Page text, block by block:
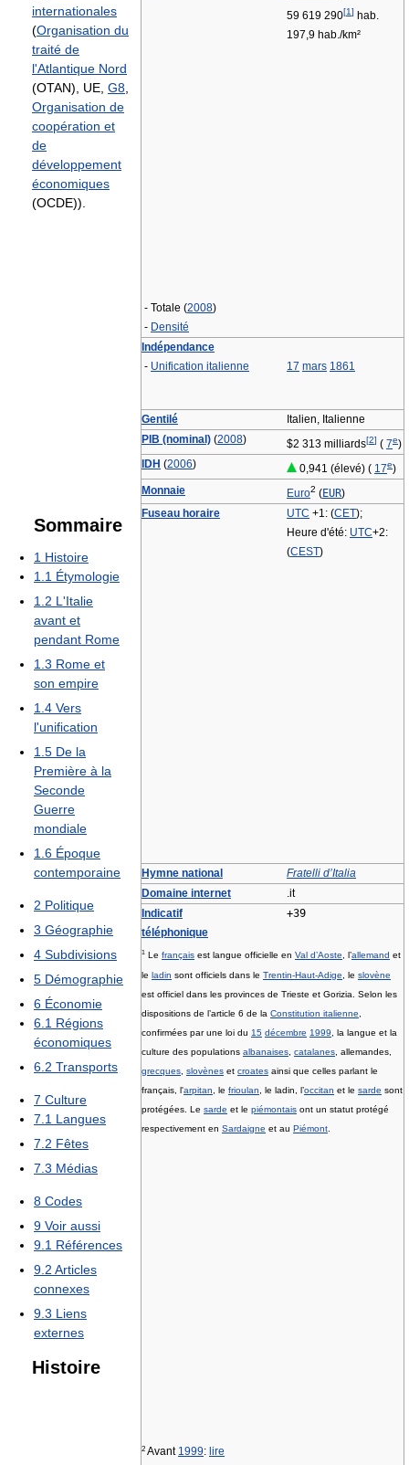
- Totale (2008)
- Densité
59 619 290[1] hab.
197,9 hab./km²
Indépendance
- Unification italienne 17 mars 1861
Gentilé
Italien, Italienne
PIB (nominal) (2008) $2 313 milliards[2] ( 7e)
IDH (2006) 0,941 (élevé) ( 17e)
Monnaie
Euro2 (EUR)
Fuseau horaire
UTC +1: (CET);
Heure d'été: UTC+2:
(CEST)
Hymne national
Fratelli d’Italia
Domaine internet
.it
Indicatif
téléphonique
+39
1 Le français est langue officielle en Val d’Aoste , l’allemand et
le ladin sont officiels dans le Trentin-Haut-Adige , le slovène
est officiel dans les provinces de Trieste et Gorizia. Selon les
dispositions de l’article 6 de la Constitution italienne
confirmées par une loi du 15 décembre 1999 , la langue et la
culture des populations albanaises catalanes , allemandes,
grecques slovènes et croates ainsi que celles parlant le
français, l'arpitan , le frioulan , le ladin, l’occitan et le sarde sont
protégées. Le sarde et le piémontais ont un statut protégé
respectivement en Sardaigne et au Piémont
2 Avant 1999: lire
internationales
(Organisation du
traité de
l'Atlantique Nord
(OTAN), UE, G8
Organisation de
coopération et
de
développement
économiques
(OCDE)).
Sommaire
1 Histoire
1.1 Étymologie
1.2 L'Italie
avant et
pendant Rome
1.3 Rome et
son empire
1.4 Vers
l'unification
1.5 De la
Première à la
Seconde
Guerre
mondiale
1.6 Époque
contemporaine
2 Politique
3 Géographie
4 Subdivisions
5 Démographie
6 Économie
6.1 Régions
économiques
6.2 Transports
7 Culture
7.1 Langues
7.2 Fêtes
7.3 Médias
8 Codes
9 Voir aussi
9.1 Références
9.2 Articles
connexes
9.3 Liens
externes
Histoire